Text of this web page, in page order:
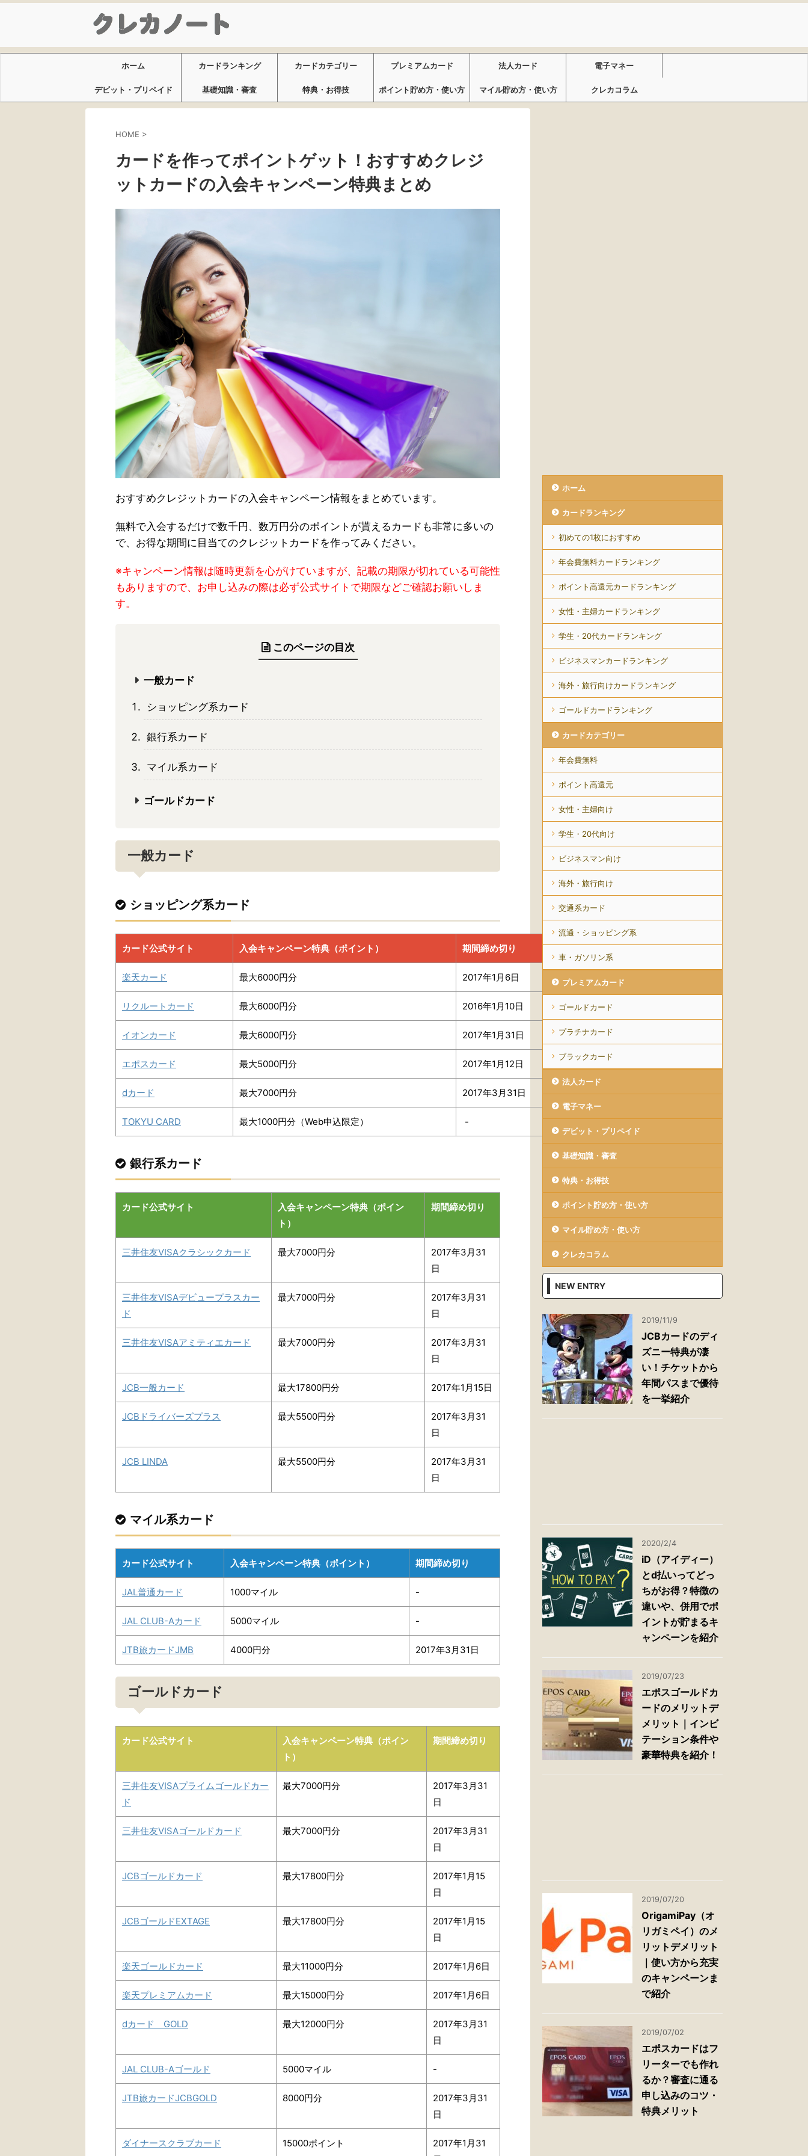
ホーム カードランキング カードカテゴリー プレミアムカード 法人カード 電子マネー
デビット・プリペイド 基礎知識・審査 特典・お得技 ポイント貯め方・使い方 マイル貯め方・使い方 クレカコラム
HOME >
カードを作ってポイントゲット！おすすめクレジ
ットカードの入会キャンペーン特典まとめ
おすすめクレジットカードの入会キャンペーン情報をまとめています。
無料で入会するだけで数千円、数万円分のポイントが貰えるカードも非常に多いの
で、お得な期間に目当てのクレジットカードを作ってみください。
※キャンペーン情報は随時更新を心がけていますが、記載の期限が切れている可能性
もありますので、お申し込みの際は必ず公式サイトで期限などご確認お願いしま
す。
このページの目次
一般カード
ショッピング系カード
銀行系カード
マイル系カード
ゴールドカード
一般カード
ショッピング系カード
カード公式サイト 入会キャンペーン特典（ポイント） 期間締め切り
楽天カード 最大6000円分 2017年1月6日
リクルートカード 最大6000円分 2016年1月10日
イオンカード 最大6000円分 2017年1月31日
エポスカード 最大5000円分 2017年1月12日
dカード 最大7000円分 2017年3月31日
TOKYU CARD 最大1000円分（Web申込限定） -
銀行系カード
カード公式サイト
入会キャンペーン特典（ポイン
ト）
期間締め切り
三井住友VISAクラシックカード 最大7000円分
2017年3月31
日
三井住友VISAデビュープラスカー
ド
最大7000円分
2017年3月31
日
三井住友VISAアミティエカード 最大7000円分
2017年3月31
日
JCB一般カード 最大17800円分 2017年1月15日
JCBドライバーズプラス 最大5500円分
2017年3月31
日
JCB LINDA 最大5500円分
2017年3月31
日
マイル系カード
カード公式サイト 入会キャンペーン特典（ポイント） 期間締め切り
JAL普通カード 1000マイル -
JAL CLUB-Aカード 5000マイル -
JTB旅カードJMB 4000円分 2017年3月31日
ゴールドカード
カード公式サイト
入会キャンペーン特典（ポイン
ト）
期間締め切り
三井住友VISAプライムゴールドカー
ド
最大7000円分
2017年3月31
日
三井住友VISAゴールドカード 最大7000円分
2017年3月31
日
JCBゴールドカード 最大17800円分
2017年1月15
日
JCBゴールドEXTAGE 最大17800円分
2017年1月15
日
楽天ゴールドカード 最大11000円分 2017年1月6日
楽天プレミアムカード 最大15000円分 2017年1月6日
dカード GOLD 最大12000円分
2017年3月31
日
JAL CLUB-Aゴールド 5000マイル -
JTB旅カードJCBGOLD 8000円分
2017年3月31
日
ダイナースクラブカード 15000ポイント
2017年1月31
ホーム
カードランキング
初めての1枚におすすめ
年会費無料カードランキング
ポイント高還元カードランキング
女性・主婦カードランキング
学生・20代カードランキング
ビジネスマンカードランキング
海外・旅行向けカードランキング
ゴールドカードランキング
カードカテゴリー
年会費無料
ポイント高還元
女性・主婦向け
学生・20代向け
ビジネスマン向け
海外・旅行向け
交通系カード
流通・ショッピング系
車・ガソリン系
プレミアムカード
ゴールドカード
プラチナカード
ブラックカード
法人カード
電子マネー
デビット・プリペイド
基礎知識・審査
特典・お得技
ポイント貯め方・使い方
マイル貯め方・使い方
クレカコラム
NEW ENTRY
2019/11/9
JCBカードのディ
ズニー特典が凄
い！チケットから
年間パスまで優待
を一挙紹介
2020/2/4
iD（アイディー）
とd払いってどっ
ちがお得？特徴の
違いや、併用でポ
イントが貯まるキ
ャンペーンを紹介
2019/07/23
エポスゴールドカ
ードのメリットデ
メリット｜インビ
テーション条件や
豪華特典を紹介！
2019/07/20
OrigamiPay（オ
リガミペイ）のメ
リットデメリット
｜使い方から充実
のキャンペーンま
で紹介
2019/07/02
エポスカードはフ
リーターでも作れ
るか？審査に通る
申し込みのコツ・
特典メリット